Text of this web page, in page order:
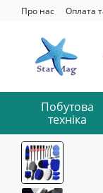
Перейти до
Про нас Оплата
Побутова
техніка